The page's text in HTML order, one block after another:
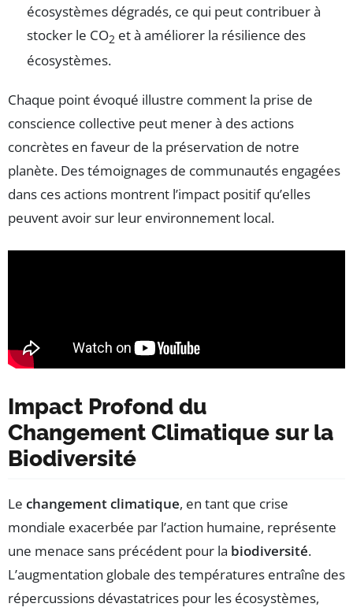
écosystèmes dégradés, ce qui peut contribuer à
stocker le CO2 et à améliorer la résilience des
écosystèmes.
Chaque point évoqué illustre comment la prise de
conscience collective peut mener à des actions
concrètes en faveur de la préservation de notre
planète. Des témoignages de communautés engagées
dans ces actions montrent l’impact positif qu’elles
peuvent avoir sur leur environnement local.
Impact Profond du
Changement Climatique sur la
Biodiversité
Le changement climatique, en tant que crise
mondiale exacerbée par l’action humaine, représente
une menace sans précédent pour la biodiversité.
L’augmentation globale des températures entraîne des
répercussions dévastatrices pour les écosystèmes,